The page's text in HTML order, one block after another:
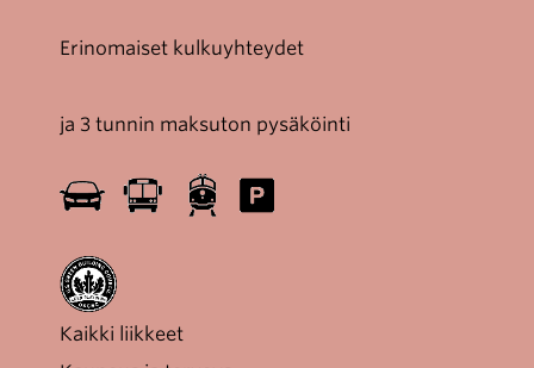
Erinomaiset kulkuyhteydet
ja 3 tunnin maksuton pysäköinti
Kaikki liikkeet